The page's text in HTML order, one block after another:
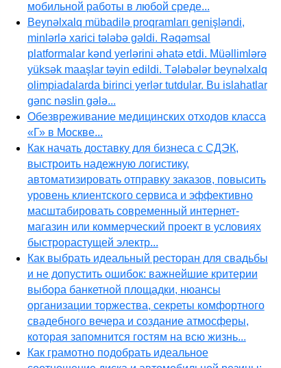
мобильной работы в любой среде...
Beynəlxalq mübadilə proqramları genişləndi,
minlərlə xarici tələbə gəldi. Rəqəmsal
platformalar kənd yerlərini əhatə etdi. Müəllimlərə
yüksək maaşlar təyin edildi. Tələbələr beynəlxalq
olimpiadalarda birinci yerlər tutdular. Bu islahatlar
gənc nəslin gələ...
Обезвреживание медицинских отходов класса
«Г» в Москве...
Как начать доставку для бизнеса с СДЭК,
выстроить надежную логистику,
автоматизировать отправку заказов, повысить
уровень клиентского сервиса и эффективно
масштабировать современный интернет-
магазин или коммерческий проект в условиях
быстрорастущей электр...
Как выбрать идеальный ресторан для свадьбы
и не допустить ошибок: важнейшие критерии
выбора банкетной площадки, нюансы
организации торжества, секреты комфортного
свадебного вечера и создание атмосферы,
которая запомнится гостям на всю жизнь...
Как грамотно подобрать идеальное